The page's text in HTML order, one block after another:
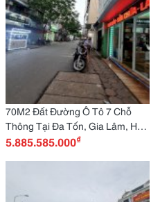
70M2 Đất Đường Ô Tô 7 Chỗ
Thông Tại Đa Tốn, Gia Lâm, Hà
Nội. Chỉ 5 Tỷ Hơn. Lh
5.885.585.000₫